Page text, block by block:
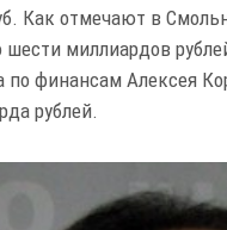
Как отмечают в
шести миллиардов
по финансам Алексея
рублей.